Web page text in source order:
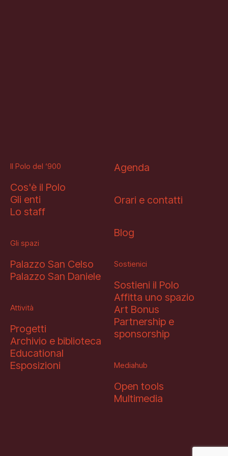
Il Polo del ‘900
Cos'è il Polo
Gli enti
Lo staff
Gli spazi
Palazzo San Celso
Palazzo San Daniele
Attività
Progetti
Archivio e biblioteca
Educational
Esposizioni
Agenda
Orari e contatti
Blog
Sostienici
Sostieni il Polo
Affitta uno spazio
Art Bonus
Partnership e
sponsorship
Mediahub
Open tools
Multimedia